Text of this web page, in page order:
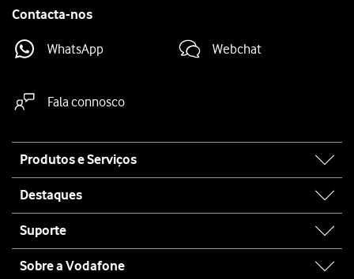
Contacta-nos
WhatsApp Webchat
Fala connosco
map
Produtos e Serviços
Destaques
Suporte
Sobre a Vodafone